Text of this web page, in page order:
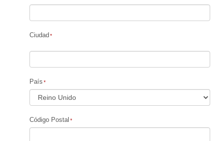
Ciudad
País
Código Postal